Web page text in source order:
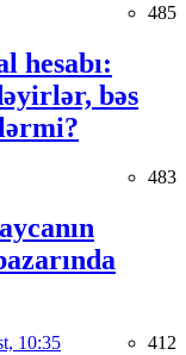
485
hesabı:
bəs
483
10:35 412